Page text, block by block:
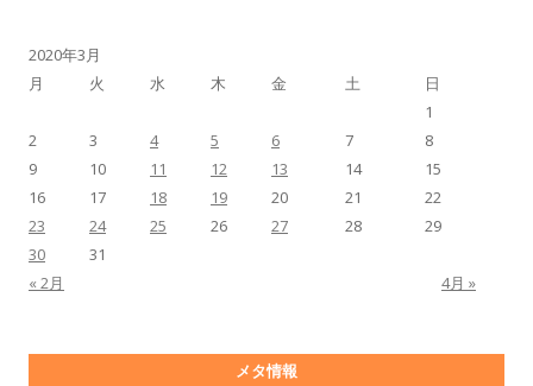
2020年3月
月
火 水 木 金 土 日
« 2月 4月 »
1
2
3 4 5 6 7
8
9
10 11 12 13 14
15
16
17 18 19 20 21
22
23
24 25 26 27 28
29
30
31
メタ情報